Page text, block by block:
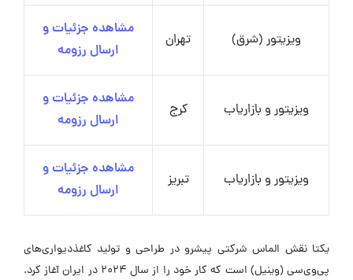
ویزیتور (شرق) تهران
مشاهده جزئیات و
ارسال رزومه
ویزیتور و بازاریاب کرج
مشاهده جزئیات و
ارسال رزومه
ویزیتور و بازاریاب تبریز
مشاهده جزئیات و
ارسال رزومه
یکتا نقش الماس شرکتی پیشرو در طراحی و تولید کاغذدیواری‌های
پی‌وی‌سی (وینیل) است که کار خود را از سال 2024 در ایران آغاز کرد.